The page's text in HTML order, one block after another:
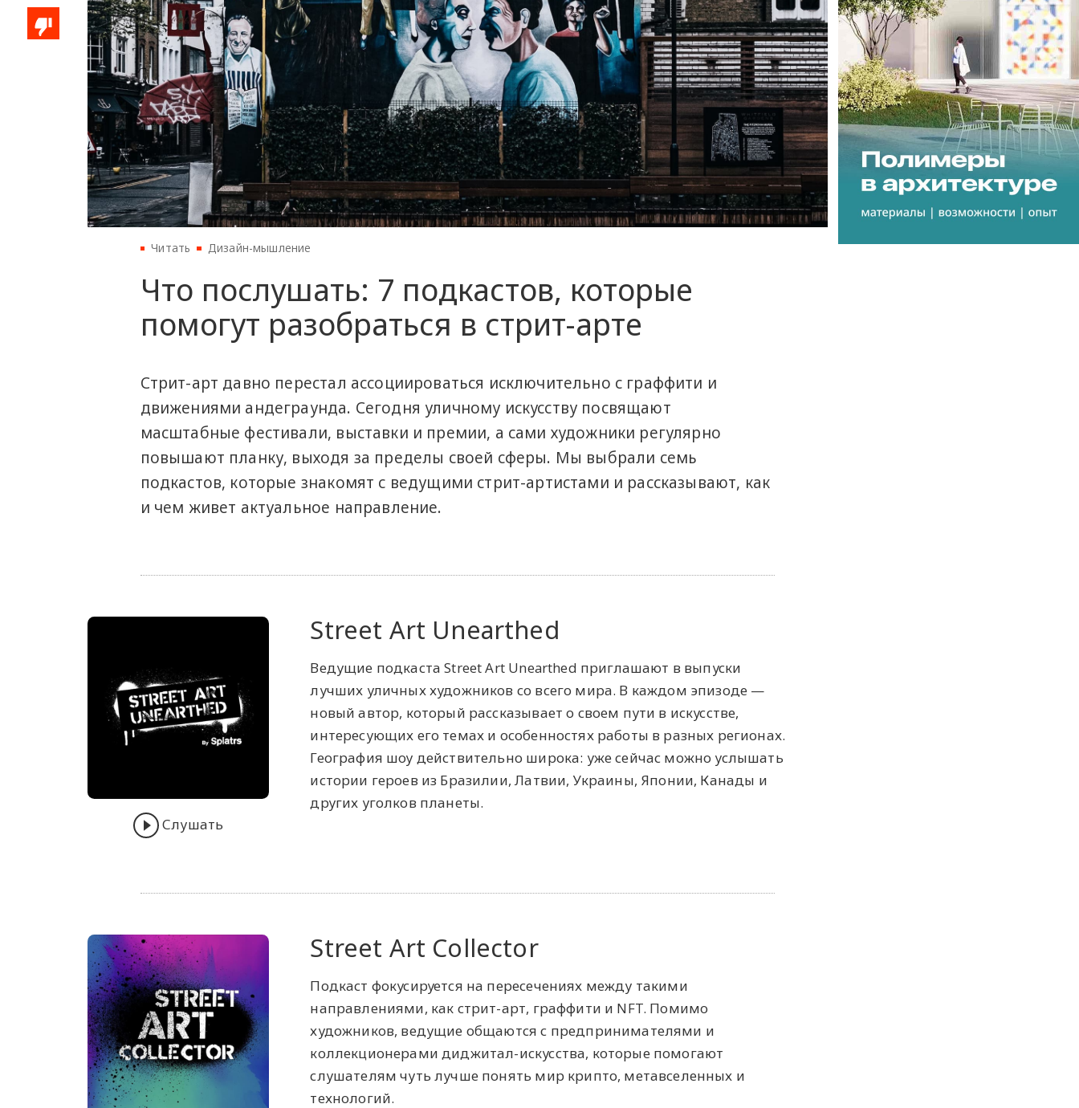
Читать Дизайн-мышление
Что послушать: 7 подкастов, которые
помогут разобраться в стрит-арте
Стрит-арт давно перестал ассоциироваться исключительно с граффити и
движениями андеграунда. Сегодня уличному искусству посвящают
масштабные фестивали, выставки и премии, а сами художники регулярно
повышают планку, выходя за пределы своей сферы. Мы выбрали семь
подкастов, которые знакомят с ведущими стрит-артистами и рассказывают, как
и чем живет актуальное направление.
Слушать
Street Art Unearthed
Ведущие подкаста Street Art Unearthed приглашают в выпуски
лучших уличных художников со всего мира. В каждом эпизоде —
новый автор, который рассказывает о своем пути в искусстве,
интересующих его темах и особенностях работы в разных регионах.
География шоу действительно широка: уже сейчас можно услышать
истории героев из Бразилии, Латвии, Украины, Японии, Канады и
других уголков планеты.
Street Art Collector
Подкаст фокусируется на пересечениях между такими
направлениями, как стрит-арт, граффити и NFT. Помимо
художников, ведущие общаются с предпринимателями и
коллекционерами диджитал-искусства, которые помогают
слушателям чуть лучше понять мир крипто, метавселенных и
технологий.